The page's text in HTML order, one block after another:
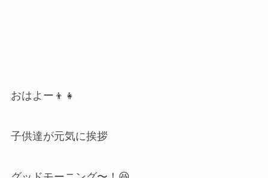
おはよー👦👧
子供達が元気に挨拶